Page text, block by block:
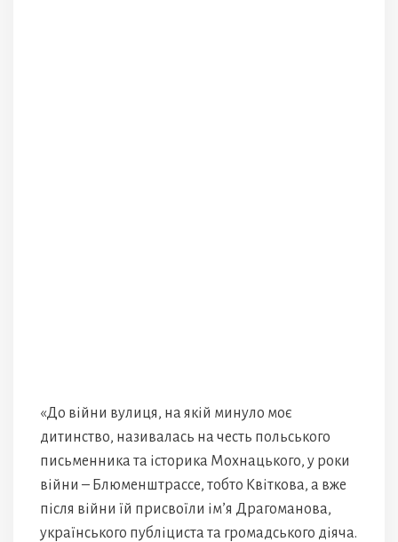
«До війни вулиця, на якій минуло моє
дитинство, називалась на честь польського
письменника та історика Мохнацького, у роки
війни – Блюменштрассе, тобто Квіткова, а вже
після війни їй присвоїли ім’я Драгоманова,
українського публіциста та громадського діяча.